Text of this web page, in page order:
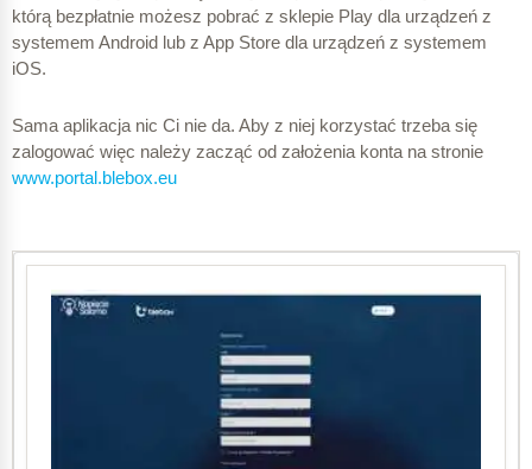
którą bezpłatnie możesz pobrać z sklepie Play dla urządzeń z
systemem Android lub z App Store dla urządzeń z systemem
iOS.
Sama aplikacja nic Ci nie da. Aby z niej korzystać trzeba się
zalogować więc należy zacząć od założenia konta na stronie
www.portal.blebox.eu